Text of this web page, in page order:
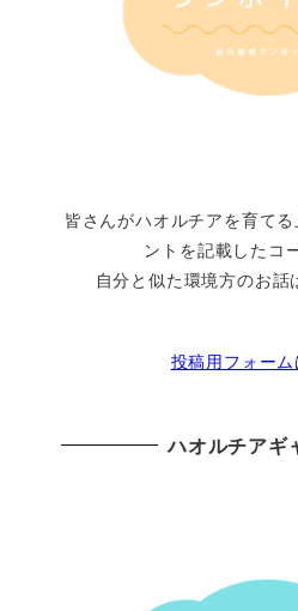
皆さんがハオルチアを育て
ントを記載したコ
自分と似た環境方のお話
投稿用フォー
ハオルチアギ